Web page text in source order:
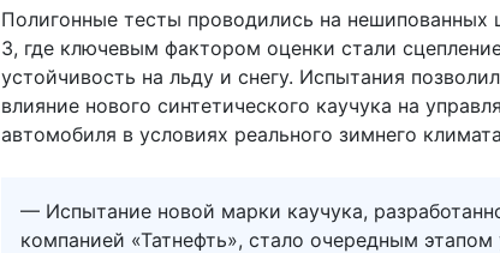
Полигонные тесты проводились на нешипованных
3, где ключевым фактором оценки стали
устойчивость на льду и снегу. Испытания
влияние нового синтетического каучука на
автомобиля в условиях реального зимнего
— Испытание новой марки каучука,
компанией «Татнефть», стало очередным